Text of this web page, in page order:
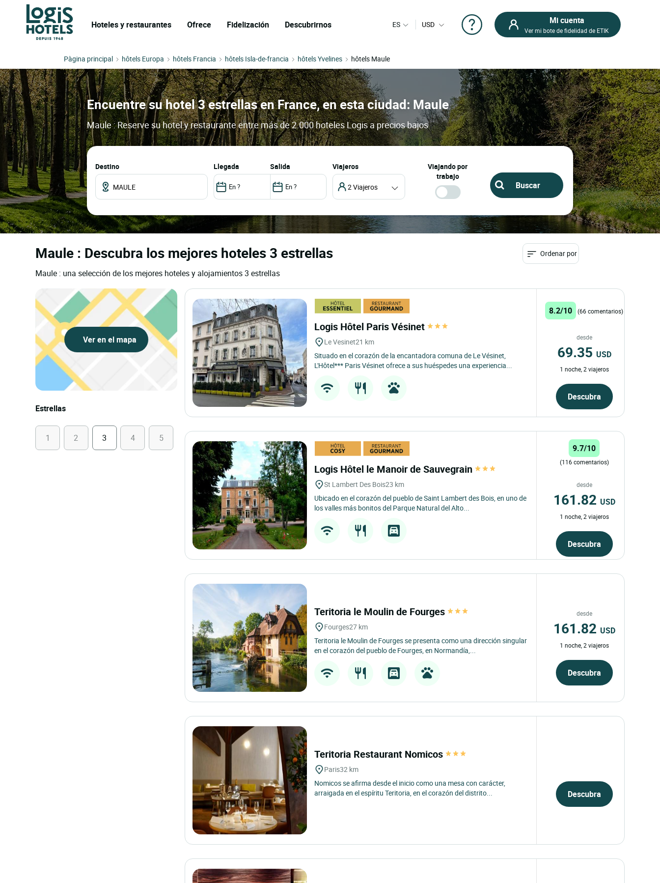
Hoteles y restaurantes Ofrece Fidelización Descubrirnos ES USD Mi cuenta
Ver mi bote de fidelidad de ETIK
Pàgina principal hôtels Europa hôtels Francia hôtels Isla-de-francia hôtels Yvelines hôtels Maule
Encuentre su hotel 3 estrellas en France, en esta ciudad: Maule
Maule : Reserve su hotel y restaurante entre más de 2.000 hoteles Logis a precios bajos
Destino llegada salida Viajeros
2 Viajeros
Viajando por
trabajo
Maule : Descubra los mejores hoteles 3 estrellas
Maule : una selección de los mejores hoteles y alojamientos 3 estrellas
Ordenar por
Ver en el mapa
Estrellas
1 2 3 4 5
Logis Hôtel Paris Vésinet
Le Vesinet21 km
Situado en el corazón de la encantadora comuna de Le Vésinet,
L'Hôtel*** Paris Vésinet ofrece a sus huéspedes una experiencia...
8.2/10 (66 comentarios)
desde
69.35 USD
1 noche, 2 viajeros
Descubra
Logis Hôtel le Manoir de Sauvegrain
St Lambert Des Bois23 km
Ubicado en el corazón del pueblo de Saint Lambert des Bois, en uno de
los valles más bonitos del Parque Natural del Alto...
9.7/10
(116 comentarios)
desde
161.82 USD
1 noche, 2 viajeros
Descubra
Teritoria le Moulin de Fourges
Fourges27 km
Teritoria le Moulin de Fourges se presenta como una dirección singular
en el corazón del pueblo de Fourges, en Normandía,...
desde
161.82 USD
1 noche, 2 viajeros
Descubra
Teritoria Restaurant Nomicos
Paris32 km
Nomicos se afirma desde el inicio como una mesa con carácter,
arraigada en el espíritu Teritoria, en el corazón del distrito...
Descubra